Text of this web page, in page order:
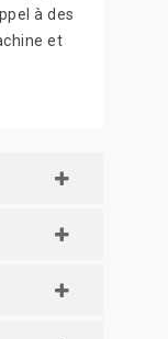
à des
et